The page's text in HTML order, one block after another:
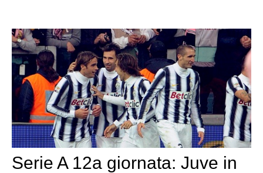
Serie A 12a giornata: Juve in